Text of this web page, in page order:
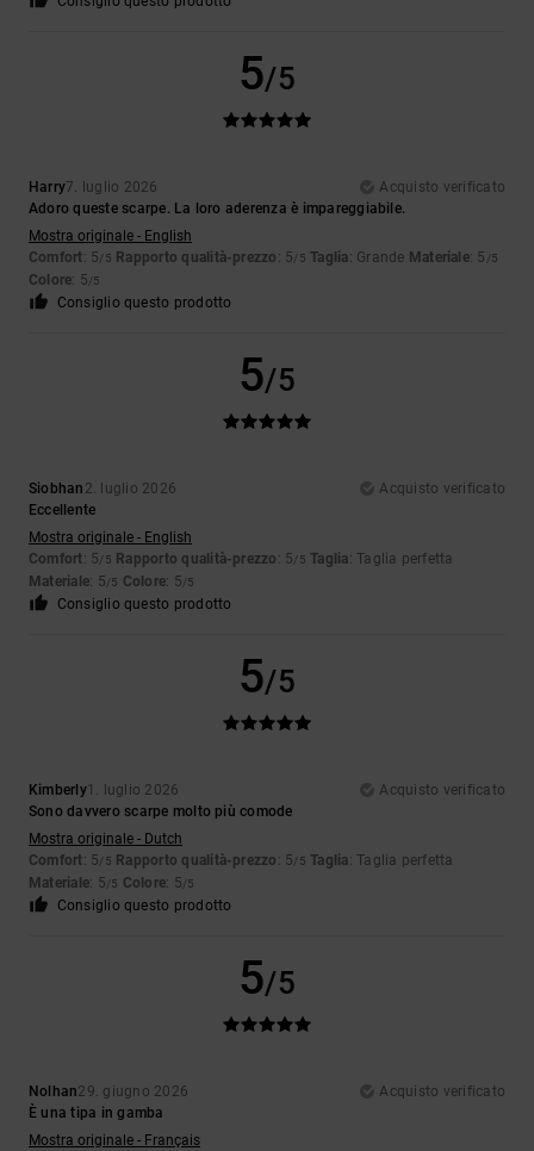
5/5
Harry7. luglio 2026
Acquisto verificato
Adoro queste scarpe. La loro aderenza è impareggiabile.
Mostra originale - English
Comfort: 5/5 Rapporto qualità-prezzo : 5/5 Taglia: Grande Materiale: 5 /5
Colore: 5/5
Consiglio questo prodotto
5/5
Siobhan 2. luglio 2026
Acquisto verificato
Eccellente
Mostra originale - English
Comfort: 5/5 Rapporto qualità-prezzo : 5/5 Taglia: Taglia perfetta
Materiale: 5/5 Colore: 5/5
Consiglio questo prodotto
5/5
Kimberly1. luglio 2026
Acquisto verificato
Sono davvero scarpe molto più comode
Mostra originale - Dutch
Comfort: 5/5 Rapporto qualità-prezzo : 5/5 Taglia: Taglia perfetta
Materiale: 5/5 Colore: 5/5
Consiglio questo prodotto
5/5
Nolhan29. giugno 2026
Acquisto verificato
È una tipa in gamba
Mostra originale - Français